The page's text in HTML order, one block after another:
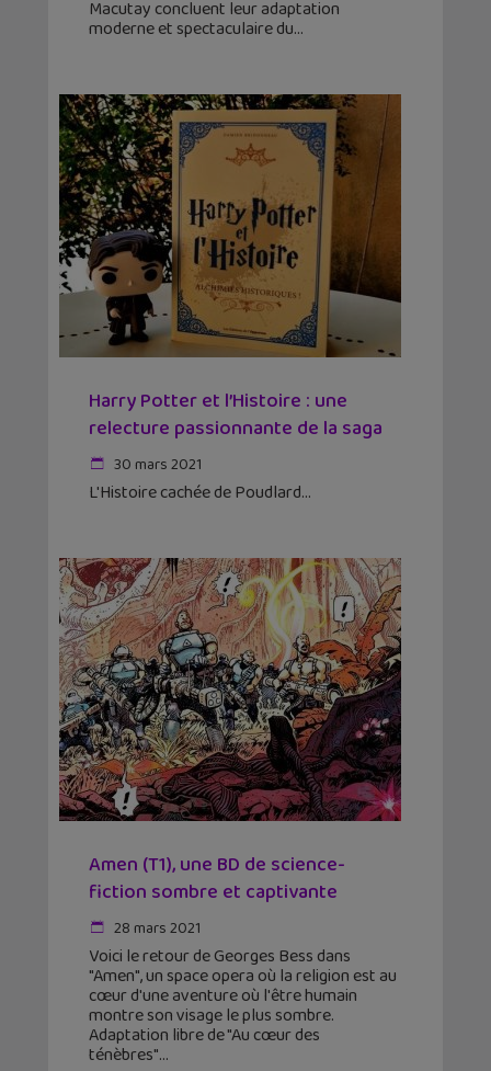
Macutay concluent leur adaptation
moderne et spectaculaire du
Harry Potter et l’Histoire : une
relecture passionnante de la saga
30 mars 2021
L'Histoire cachée de Poudlard
Amen (T1), une BD de science-
fiction sombre et captivante
28 mars 2021
Voici le retour de Georges Bess dans
"Amen", un space opera où la religion est au
cœur d'une aventure où l'être humain
montre son visage le plus sombre.
Adaptation libre de "Au cœur des
ténèbres"